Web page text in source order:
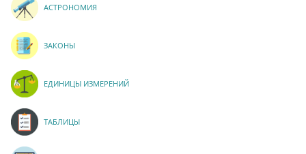
АСТРОНОМИЯ
ЗАКОНЫ
ЕДИНИЦЫ ИЗМЕРЕНИЙ
ТАБЛИЦЫ